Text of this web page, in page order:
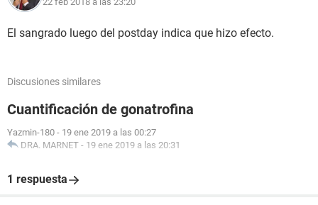
El sangrado luego del postday indica que hizo efecto.
Discusiones similares
Cuantificación de gonatrofina
Yazmin-180 - 19 ene 2019 a las 00:27
DRA. MARNET - 19 ene 2019 a las 20:31
1 respuesta